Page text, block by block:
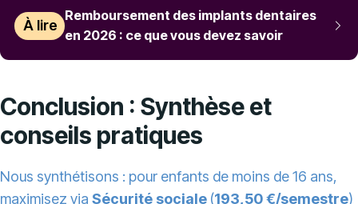
À lire
Remboursement des implants dentaires
en 2026 : ce que vous devez savoir
Conclusion : Synthèse et
conseils pratiques
Nous synthétisons : pour enfants de moins de 16 ans,
maximisez via Sécurité sociale (193,50 €/semestre)